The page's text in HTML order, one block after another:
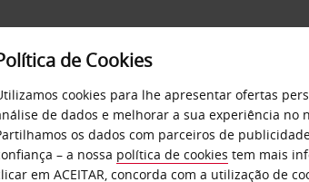
SERVIÇOS EMPRESAS
de Cookies
cookies para lhe apresentar ofertas
de dados e melhorar a sua experiência no
os dados com parceiros de
– a nossa política de cookies tem mais
em ACEITAR, concorda com a utilização de